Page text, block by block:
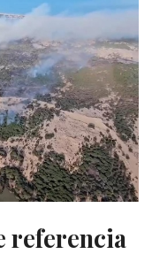
referencia